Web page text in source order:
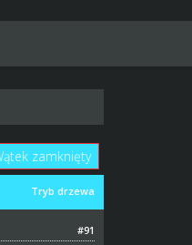
zamknięty
Tryb drzewa
#91